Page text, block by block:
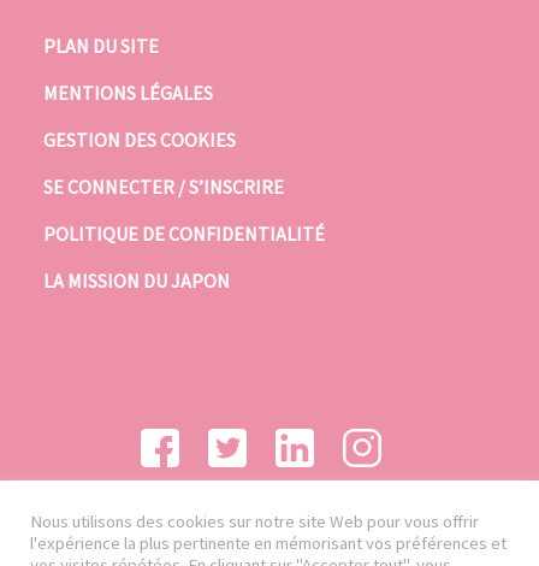
PLAN DU SITE
MENTIONS LÉGALES
GESTION DES COOKIES
SE CONNECTER / S’INSCRIRE
POLITIQUE DE CONFIDENTIALITÉ
LA MISSION DU JAPON
Nous utilisons des cookies sur notre site Web pour vous offrir
l'expérience la plus pertinente en mémorisant vos préférences et